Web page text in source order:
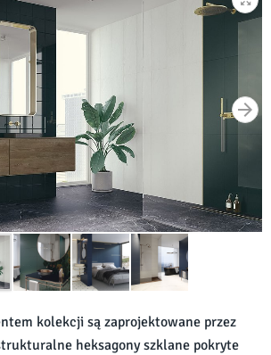
kolekcji są zaprojektowane przez
heksagony szklane pokryte